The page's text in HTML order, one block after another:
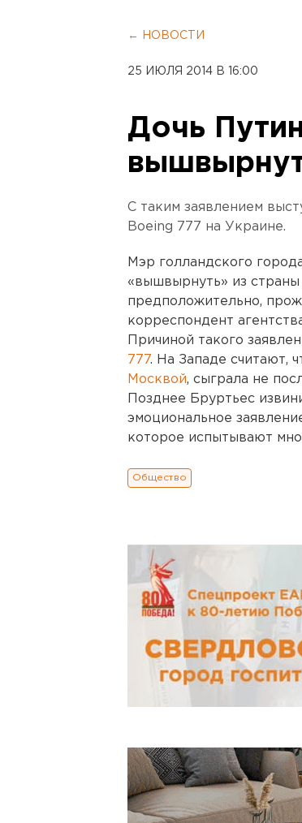
← НОВОСТИ
25 ИЮЛЯ 2014 В 16:00
Дочь
С таким заявлением
Boeing 777 на Украине.
Мэр голландского
«вышвырнуть» из
предположительно,
корреспондент
Причиной такого
777. На Западе считают,
Москвой, сыграла не
Позднее Бруртьес
эмоциональное
которое испытывают
Общество